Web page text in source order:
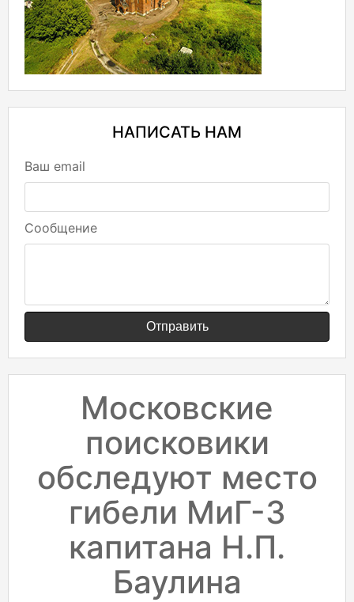
НАПИСАТЬ НАМ
Ваш email
Сообщение
Отправить
Московские
поисковики
обследуют место
гибели МиГ-3
капитана Н.П.
Баулина